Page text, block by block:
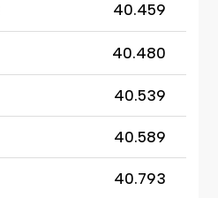
40.459
40.480
40.539
40.589
40.793